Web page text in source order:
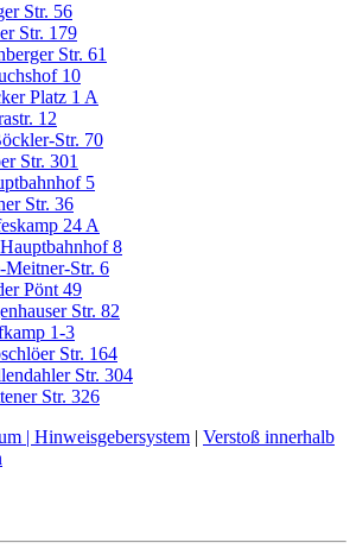
Str. 56
Str. 179
Str. 61
10
Platz 1 A
12
Str. 70
Str. 301
5
Str. 36
24 A
8
Meitner-Str. 6
Pönt 49
Str. 82
1-3
Str. 164
Str. 304
Str. 326
| Hinweisgebersystem
Verstoß innerhalb